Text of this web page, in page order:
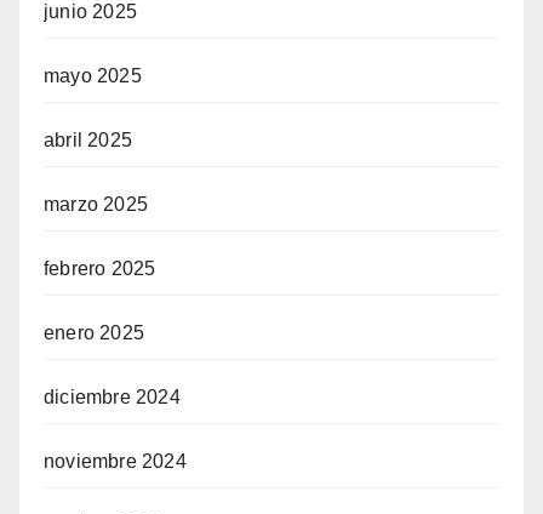
junio 2025
mayo 2025
abril 2025
marzo 2025
febrero 2025
enero 2025
diciembre 2024
noviembre 2024